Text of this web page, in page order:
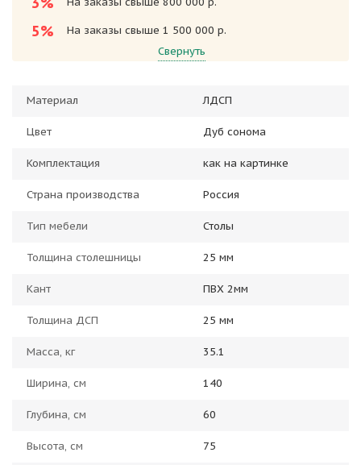
5%
На заказы свыше 1 500 000 р.
Свернуть
Материал ЛДСП
Цвет Дуб сонома
Комплектация как на картинке
Страна производства Россия
Тип мебели Столы
Толщина столешницы 25 мм
Кант ПВХ 2мм
Толщина ДСП 25 мм
Масса, кг 35.1
Ширина, см 140
Глубина, см 60
Высота, см 75